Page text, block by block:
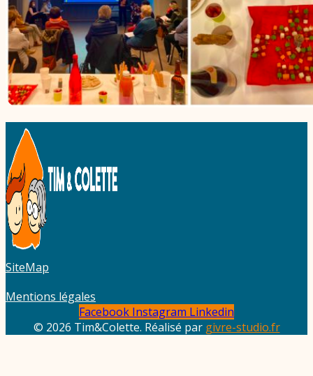
SiteMap
Mentions légales
Facebook Instagram Linkedin
© 2026 Tim&Colette. Réalisé par givre-studio.fr